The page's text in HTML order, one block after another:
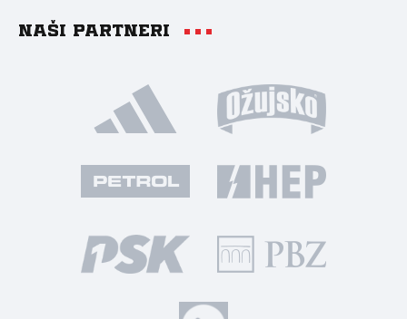
Naši partneri